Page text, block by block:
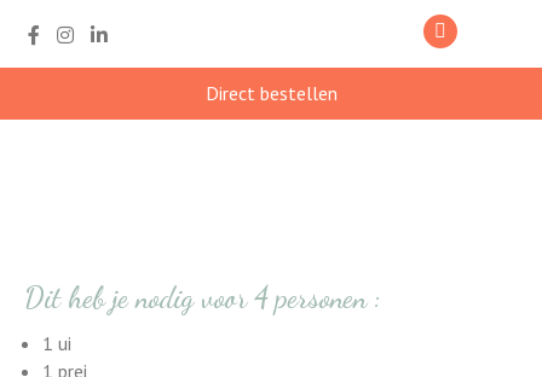
Direct bestellen
Dit heb je nodig voor 4 personen :
1 ui
1 prei